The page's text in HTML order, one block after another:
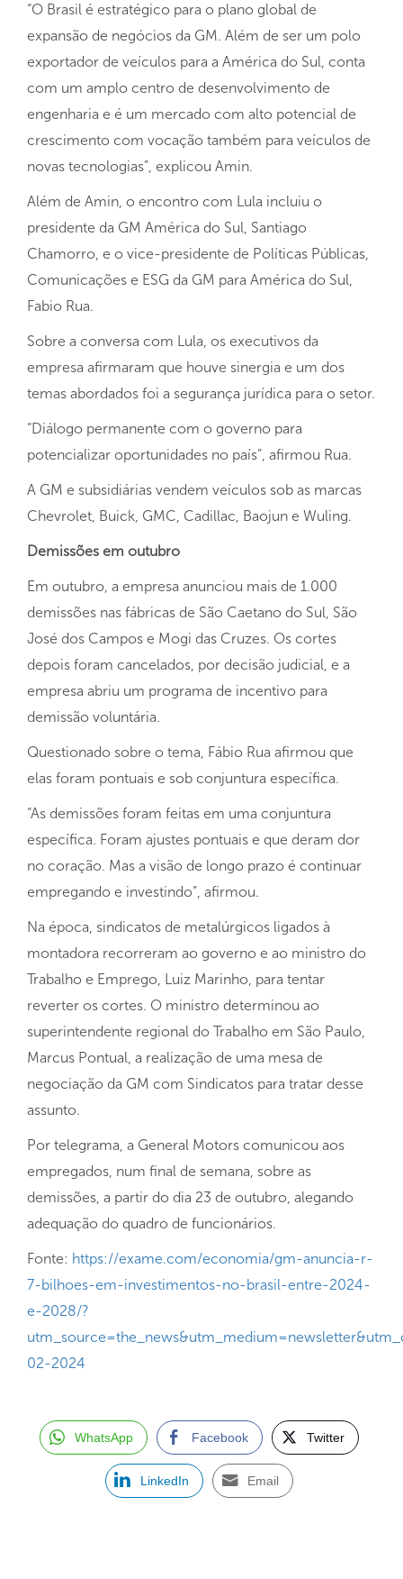
“O Brasil é estratégico para o plano global de
expansão de negócios da GM. Além de ser um polo
exportador de veículos para a América do Sul, conta
com um amplo centro de desenvolvimento de
engenharia e é um mercado com alto potencial de
crescimento com vocação também para veículos de
novas tecnologias”, explicou Amin.
Além de Amin, o encontro com Lula incluiu o
presidente da GM América do Sul, Santiago
Chamorro, e o vice-presidente de Políticas Públicas,
Comunicações e ESG da GM para América do Sul,
Fabio Rua.
Sobre a conversa com Lula, os executivos da
empresa afirmaram que houve sinergia e um dos
temas abordados foi a segurança jurídica para o setor.
“Diálogo permanente com o governo para
potencializar oportunidades no país”, afirmou Rua.
A GM e subsidiárias vendem veículos sob as marcas
Chevrolet, Buick, GMC, Cadillac, Baojun e Wuling.
Demissões em outubro
Em outubro, a empresa anunciou mais de 1.000
demissões nas fábricas de São Caetano do Sul, São
José dos Campos e Mogi das Cruzes. Os cortes
depois foram cancelados, por decisão judicial, e a
empresa abriu um programa de incentivo para
demissão voluntária.
Questionado sobre o tema, Fábio Rua afirmou que
elas foram pontuais e sob conjuntura específica.
“As demissões foram feitas em uma conjuntura
específica. Foram ajustes pontuais e que deram dor
no coração. Mas a visão de longo prazo é continuar
empregando e investindo”, afirmou.
Na época, sindicatos de metalúrgicos ligados à
montadora recorreram ao governo e ao ministro do
Trabalho e Emprego, Luiz Marinho, para tentar
reverter os cortes. O ministro determinou ao
superintendente regional do Trabalho em São Paulo,
Marcus Pontual, a realização de uma mesa de
negociação da GM com Sindicatos para tratar desse
assunto.
Por telegrama, a General Motors comunicou aos
empregados, num final de semana, sobre as
demissões, a partir do dia 23 de outubro, alegando
adequação do quadro de funcionários.
Fonte: https://exame.com/economia/gm-anuncia-r-
7-bilhoes-em-investimentos-no-brasil-entre-2024-
e-2028/?
02-2024
WhatsApp Facebook Twitter
LinkedIn Email